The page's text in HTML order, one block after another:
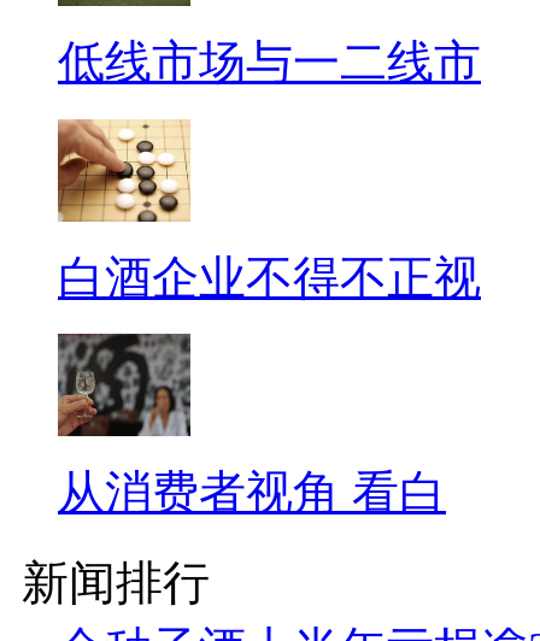
低线市场与一二线市
白酒企业不得不正视
从消费者视角 看白
新闻排行